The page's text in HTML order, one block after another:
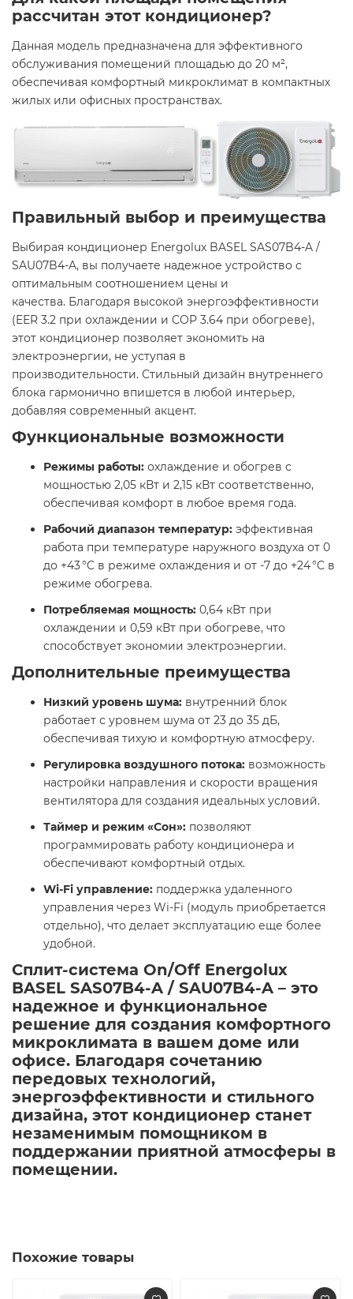
рассчитан этот кондиционер?
Данная модель предназначена для эффективного
обслуживания помещений площадью до 20 м²,
обеспечивая комфортный микроклимат в компактных
жилых или офисных пространствах.​
Правильный выбор и преимущества
Выбирая кондиционер Energolux BASEL SAS07B4-A /
SAU07B4-A, вы получаете надежное устройство с
оптимальным соотношением цены и
качества. Благодаря высокой энергоэффективности
(EER 3.2 при охлаждении и COP 3.64 при обогреве),
этот кондиционер позволяет экономить на
электроэнергии, не уступая в
производительности. Стильный дизайн внутреннего
блока гармонично впишется в любой интерьер,
добавляя современный акцент.​
Функциональные возможности
Режимы работы: охлаждение и обогрев с
мощностью 2,05 кВт и 2,15 кВт соответственно,
обеспечивая комфорт в любое время года.​
Рабочий диапазон температур: эффективная
работа при температуре наружного воздуха от 0
до +43 °C в режиме охлаждения и от -7 до +24 °C в
режиме обогрева.​
Потребляемая мощность: 0,64 кВт при
охлаждении и 0,59 кВт при обогреве, что
способствует экономии электроэнергии.​
Дополнительные преимущества
Низкий уровень шума: внутренний блок
работает с уровнем шума от 23 до 35 дБ,
обеспечивая тихую и комфортную атмосферу.​
Регулировка воздушного потока: возможность
настройки направления и скорости вращения
вентилятора для создания идеальных условий.​
Таймер и режим «Сон»: позволяют
программировать работу кондиционера и
обеспечивают комфортный отдых.​
Wi-Fi управление: поддержка удаленного
управления через Wi-Fi (модуль приобретается
отдельно), что делает эксплуатацию еще более
удобной.​
Сплит-система On/Off Energolux
BASEL SAS07B4-A / SAU07B4-A – это
надежное и функциональное
решение для создания комфортного
микроклимата в вашем доме или
офисе. Благодаря сочетанию
передовых технологий,
энергоэффективности и стильного
дизайна, этот кондиционер станет
незаменимым помощником в
поддержании приятной атмосферы в
помещении.​
Похожие товары